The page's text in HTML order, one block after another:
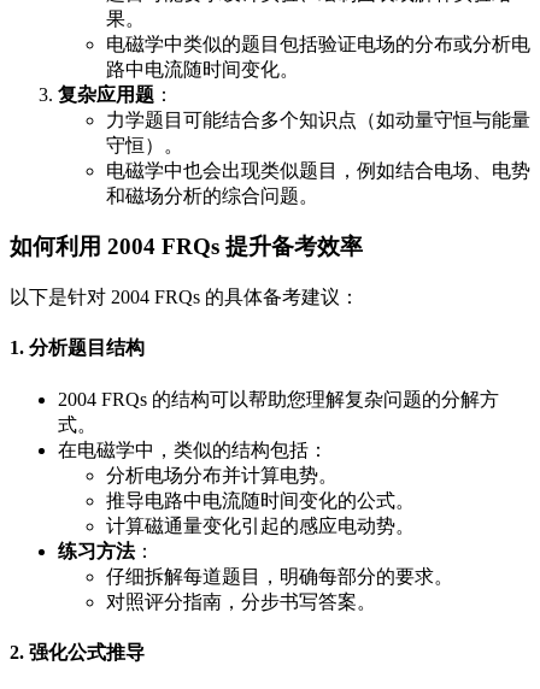
果。
电磁学中类似的题目包括验证电场的分布或分析电
路中电流随时间变化。
复杂应用题 ：
力学题目可能结合多个知识点（如动量守恒与能量
守恒）。
电磁学中也会出现类似题目，例如结合电场、电势
和磁场分析的综合问题。
如何利用 2004 FRQs 提升备考效率
以下是针对 2004 FRQs 的具体备考建议：
1. 分析题目结构
2004 FRQs 的结构可以帮助您理解复杂问题的分解方
式。
在电磁学中，类似的结构包括：
分析电场分布并计算电势。
推导电路中电流随时间变化的公式。
计算磁通量变化引起的感应电动势。
练习方法：
仔细拆解每道题目，明确每部分的要求。
对照评分指南，分步书写答案。
2. 强化公式推导